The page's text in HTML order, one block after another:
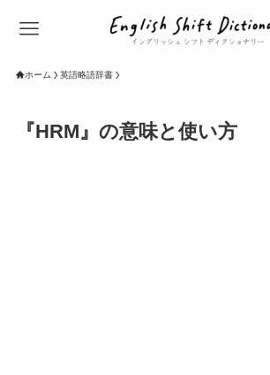
ホーム 英語略語辞書
『HRM』の意味と使い方